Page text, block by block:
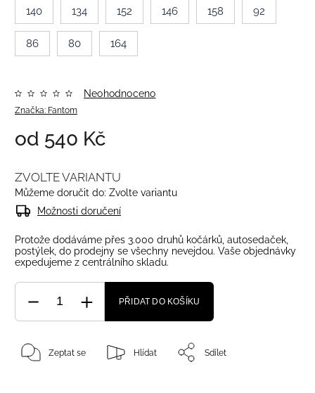
140 134 152 146 158 92
86 80 164
Značka: Fantom
Neohodnoceno
od 540 Kč
ZVOLTE VARIANTU
Můžeme doručit do: Zvolte variantu
Možnosti doručení
Protože dodáváme přes 3.000 druhů kočárků, autosedaček,
postýlek, do prodejny se všechny nevejdou. Vaše objednávky
expedujeme z centrálního skladu.
PŘIDAT DO KOŠÍKU
Zeptat se Hlídat Sdílet